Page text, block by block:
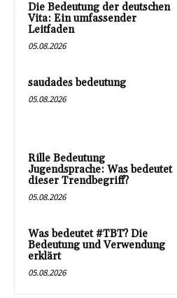
Die Bedeutung der deutschen
Vita: Ein umfassender
Leitfaden
05.08.2026
saudades bedeutung
05.08.2026
Rille Bedeutung
Jugendsprache: Was bedeutet
dieser Trendbegriff?
05.08.2026
Was bedeutet #TBT? Die
Bedeutung und Verwendung
erklärt
05.08.2026